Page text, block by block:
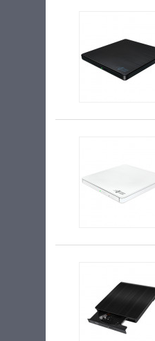
공미디어 (기타)
공미디어 (블루레이)
미디어 보관함
블루레이콤보